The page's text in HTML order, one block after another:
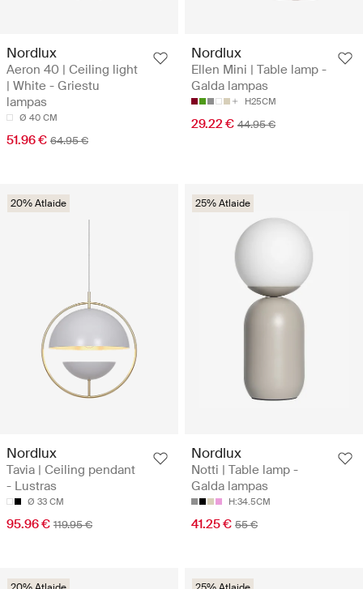
Nordlux
Aeron 40 | Ceiling light
| White - Griestu
lampas
Ø 40 CM
51.96 € 64.95 €
Nordlux
Ellen Mini | Table lamp -
Galda lampas
H25CM
29.22 € 44.95 €
20% Atlaide
Nordlux
Tavia | Ceiling pendant
- Lustras
Ø 33 CM
95.96 € 119.95 €
25% Atlaide
Nordlux
Notti | Table lamp -
Galda lampas
H:34.5CM
41.25 € 55 €